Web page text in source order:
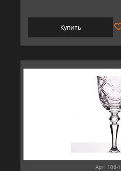
Купить
Арт: 106-